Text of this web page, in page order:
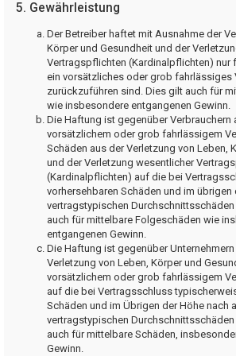
5. Gewährleistung
Der Betreiber haftet mit Ausnahme der
Körper und Gesundheit und der
Vertragspflichten (Kardinalpflichten) nur
ein vorsätzliches oder grob fahrlässiges
zurückzuführen sind. Dies gilt auch für
wie insbesondere entgangenen Gewinn.
Die Haftung ist gegenüber Verbrauchern
vorsätzlichem oder grob fahrlässigem
Schäden aus der Verletzung von Leben,
und der Verletzung wesentlicher
(Kardinalpflichten) auf die bei
vorhersehbaren Schäden und im
vertragstypischen
auch für mittelbare Folgeschäden wie
entgangenen Gewinn.
Die Haftung ist gegenüber
Verletzung von Leben, Körper und
vorsätzlichem oder grob fahrlässigem
auf die bei Vertragsschluss
Schäden und im Übrigen der Höhe nach
vertragstypischen
auch für mittelbare Schäden,
Gewinn.